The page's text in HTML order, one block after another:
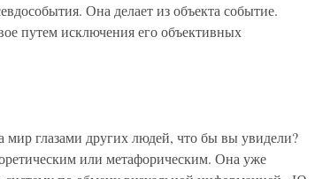
Она делает из объекта событие.
путем исключения его объективных
мир глазами других людей, что бы вы увидели?
или метафорическим. Она уже